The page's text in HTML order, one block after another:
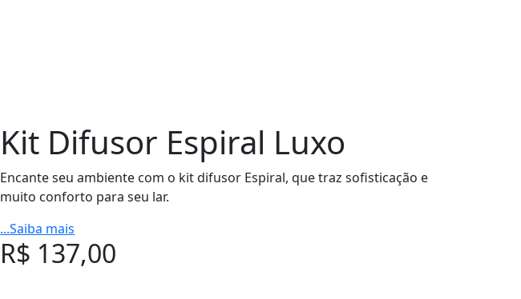
Kit Difusor Espiral Luxo
Encante seu ambiente com o kit difusor Espiral, que traz sofisticação e
muito conforto para seu lar.
...Saiba mais
R$ 137,00